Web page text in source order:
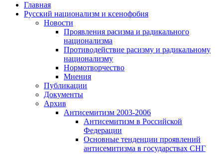
Главная
Русский национализм и ксенофобия
Новости
Проявления расизма и радикального
национализма
Противодействие расизму и радикальному
национализму
Нормотворчество
Мнения
Публикации
Документы
Архив
Антисемитизм 2003-2006
Антисемитизм в Российской
Федерации
Основные тенденции проявлений
антисемитизма в государствах СНГ